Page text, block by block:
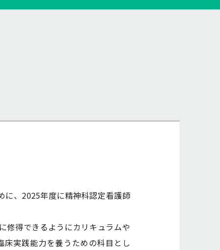
、2025年度に精神科認定看護師
修得できるようにカリキュラムや
実践能力を養うための科目とし